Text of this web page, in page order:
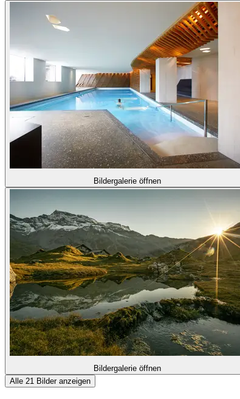
Bildergalerie öffnen
Bildergalerie öffnen
Alle 21 Bilder anzeigen